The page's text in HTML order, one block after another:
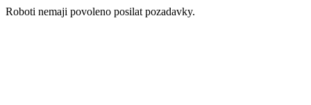
Roboti nemaji povoleno posilat pozadavky.